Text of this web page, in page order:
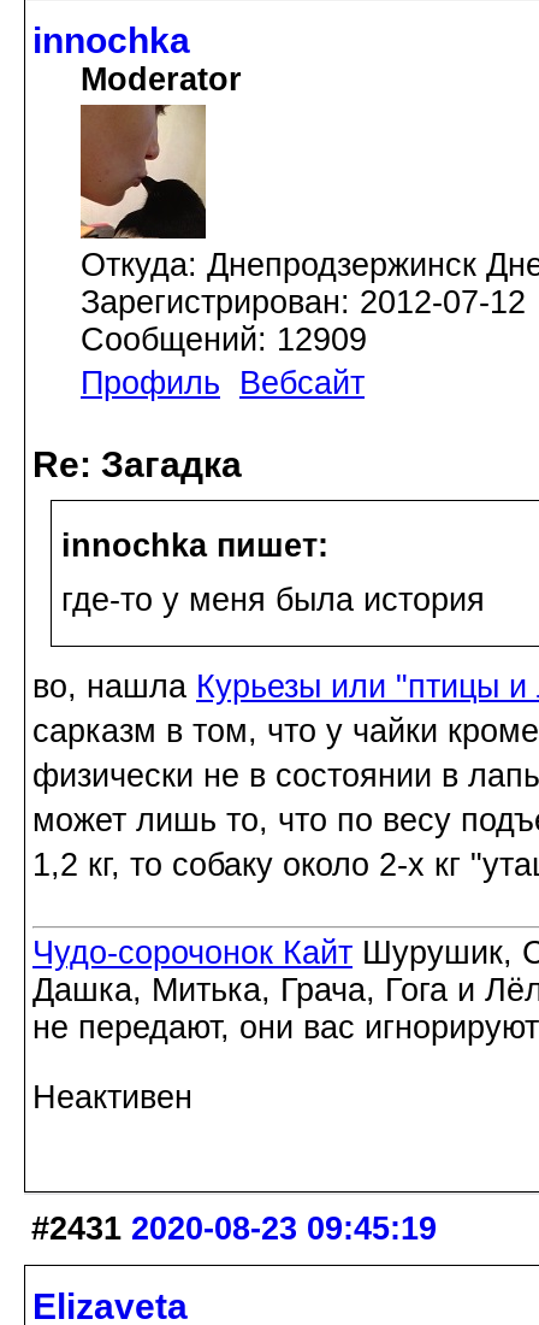
innochka
Moderator
Откуда: Днепродзержинск
Зарегистрирован: 2012-07-12
Сообщений: 12909
Профиль
Вебсайт
Re: Загадка
innochka пишет:
где-то у меня была история
во, нашла Курьезы или "птицы
сарказм в том, что у чайки
физически не в состоянии в
может лишь то, что по весу
1,2 кг, то собаку около 2-х кг
Чудо-сорочонок Кайт Шурушик,
Дашка, Митька, Грача, Гога и
не передают, они вас игнорируют
Неактивен
#2431 2020-08-23 09:45:19
Elizaveta